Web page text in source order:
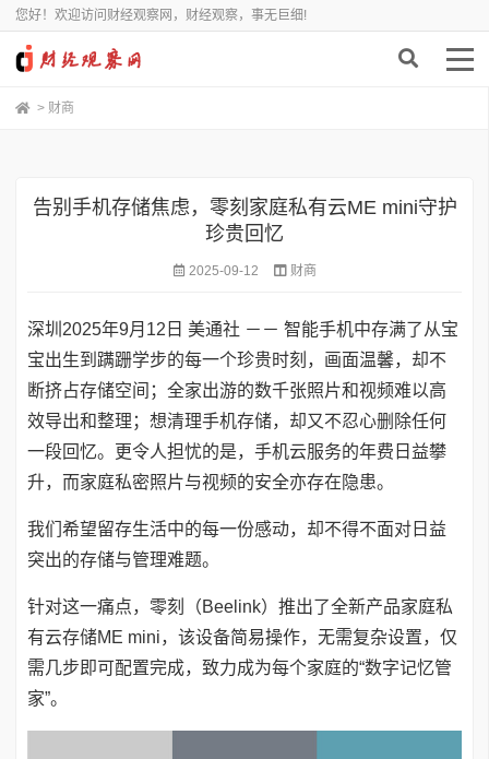
您好！欢迎访问财经观察网，财经观察，事无巨细!
> 财商
告别手机存储焦虑，零刻家庭私有云ME mini守护
珍贵回忆
2025-09-12 财商
深圳 2025年9月12日 美通社 －－ 智能手机中存满了从宝
宝出生到蹒跚学步的每一个珍贵时刻，画面温馨，却不
断挤占存储空间；全家出游的数千张照片和视频难以高
效导出和整理；想清理手机存储，却又不忍心删除任何
一段回忆。更令人担忧的是，手机云服务的年费日益攀
升，而家庭私密照片与视频的安全亦存在隐患。
我们希望留存生活中的每一份感动，却不得不面对日益
突出的存储与管理难题。
针对这一痛点，零刻（Beelink）推出了全新产品家庭私
有云存储ME mini，该设备简易操作，无需复杂设置，仅
需几步即可配置完成，致力成为每个家庭的“数字记忆管
家”。